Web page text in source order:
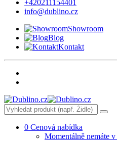
+420211154401
info@dublino.cz
Showroom
Blog
Kontakt
0 Cenová nabídka
Momentálně nemáte